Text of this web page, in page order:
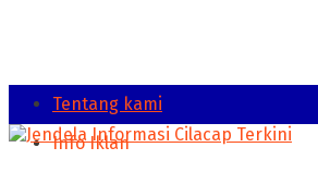
Tentang kami
Info Iklan